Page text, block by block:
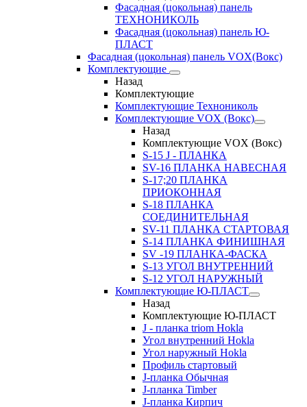
Фасадная (цокольная) панель
ТЕХНОНИКОЛЬ
Фасадная (цокольная) панель Ю-
ПЛАСТ
Фасадная (цокольная) панель VOX(Вокс)
Комплектующие
Назад
Комплектующие
Комплектующие Технониколь
Комплектующие VOX (Вокс)
Назад
Комплектующие VOX (Вокс)
S-15 J - ПЛАНКА
SV-16 ПЛАНКА НАВЕСНАЯ
S-17;20 ПЛАНКА
ПРИОКОННАЯ
S-18 ПЛАНКА
СОЕДИНИТЕЛЬНАЯ
SV-11 ПЛАНКА СТАРТОВАЯ
S-14 ПЛАНКА ФИНИШНАЯ
SV -19 ПЛАНКА-ФАСКА
S-13 УГОЛ ВНУТРЕННИЙ
S-12 УГОЛ НАРУЖНЫЙ
Комплектующие Ю-ПЛАСТ
Назад
Комплектующие Ю-ПЛАСТ
J - планка triom Hokla
Угол внутренний Hokla
Угол наружный Hokla
Профиль стартовый
J-планка Обычная
J-планка Timber
J-планка Кирпич